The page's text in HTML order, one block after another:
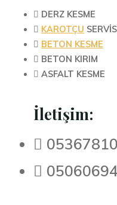
 DERZ KESME
 KAROTÇU
 BETON KESME
 BETON KIRIM
ASFALT KESME
İletişim:

